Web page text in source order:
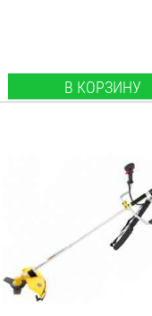
В КОРЗИНУ